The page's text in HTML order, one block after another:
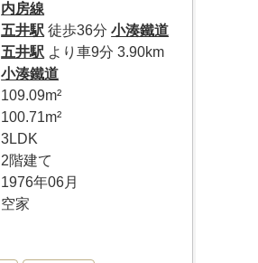
内房線
五井駅 徒歩36分小湊鐵道
五井駅 より車9分 3.90km
小湊鐵道
109.09m²
100.71m²
3LDK
2階建て
1976年06月
空家